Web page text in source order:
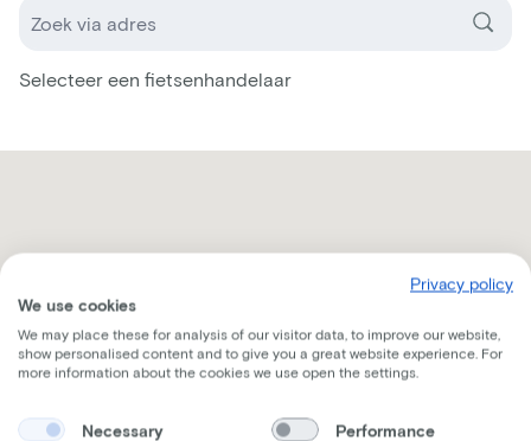
Selecteer een fietsenhandelaar
Privacy policy
We use cookies
We may place these for analysis of our visitor data, to improve our website,
show personalised content and to give you a great website experience. For
more information about the cookies we use open the settings.
Necessary Performance